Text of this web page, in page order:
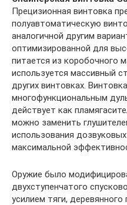
Прецизионная винтовка
полуавтоматическую
аналогичной другим
оптимизированной для
питается из коробочного
используется массивный
других винтовках.
многофункциональным
действует как
можно заменить
использования
максимальной
Оружие было
двухступенчатого
усилием тяги,